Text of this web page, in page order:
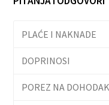
PLAĆE I NAKNADE
DOPRINOSI
POREZ NA DOHODAK